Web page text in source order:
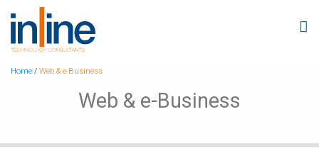
Home / Web & e-Business
Web & e-Business